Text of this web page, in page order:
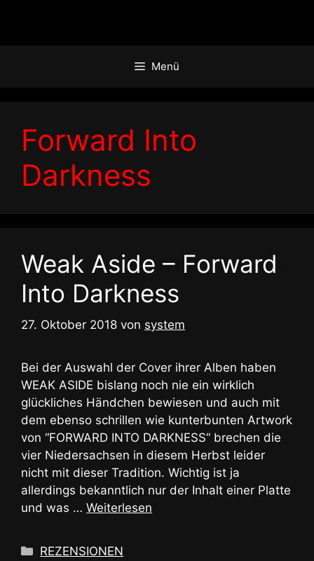
Menü
Forward Into
Darkness
Weak Aside – Forward
Into Darkness
27. Oktober 2018 von system
Bei der Auswahl der Cover ihrer Alben haben
WEAK ASIDE bislang noch nie ein wirklich
glückliches Händchen bewiesen und auch mit
dem ebenso schrillen wie kunterbunten Artwork
von “FORWARD INTO DARKNESS“ brechen die
vier Niedersachsen in diesem Herbst leider
nicht mit dieser Tradition. Wichtig ist ja
allerdings bekanntlich nur der Inhalt einer Platte
und was … Weiterlesen
Kategorien
REZENSIONEN